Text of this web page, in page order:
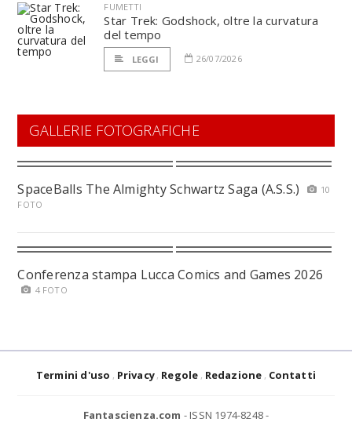
FUMETTI
Star Trek: Godshock, oltre la curvatura
del tempo
LEGGI 26/07/2026
GALLERIE FOTOGRAFICHE
SpaceBalls The Almighty Schwartz Saga (A.S.S.)
10
FOTO
Conferenza stampa Lucca Comics and Games 2026
4 FOTO
Termini d'uso Privacy Regole Redazione Contatti
Fantascienza.com - ISSN 1974-8248 -